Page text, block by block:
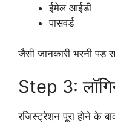
ईमेल आईडी
पासवर्ड
जैसी जानकारी भरनी पड़
Step 3:
रजिस्ट्रेशन पूरा होने के